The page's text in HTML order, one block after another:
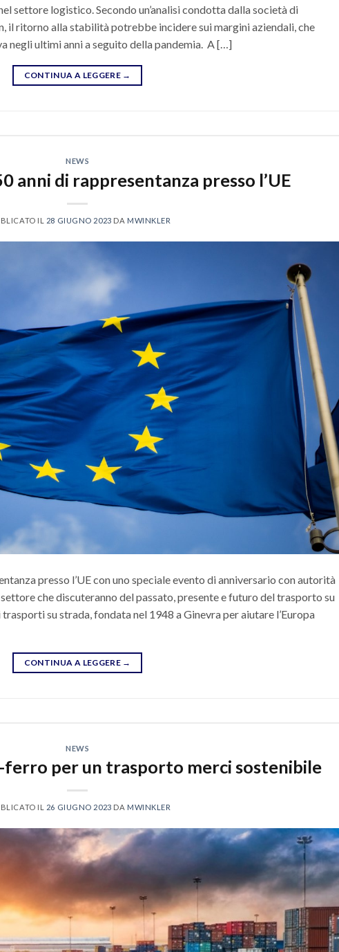
settore logistico. Secondo un’analisi condotta dalla società di
il ritorno alla stabilità potrebbe incidere sui margini aziendali, che
negli ultimi anni a seguito della pandemia. A […]
CONTINUA A LEGGERE →
NEWS
anni di rappresentanza presso l’UE
IL 28 GIUGNO 2023 DA MWINKLER
presso l’UE con uno speciale evento di anniversario con autorità
che discuteranno del passato, presente e futuro del trasporto su
su strada, fondata nel 1948 a Ginevra per aiutare l’Europa
CONTINUA A LEGGERE →
NEWS
ferro per un trasporto merci sostenibile
IL 26 GIUGNO 2023 DA MWINKLER